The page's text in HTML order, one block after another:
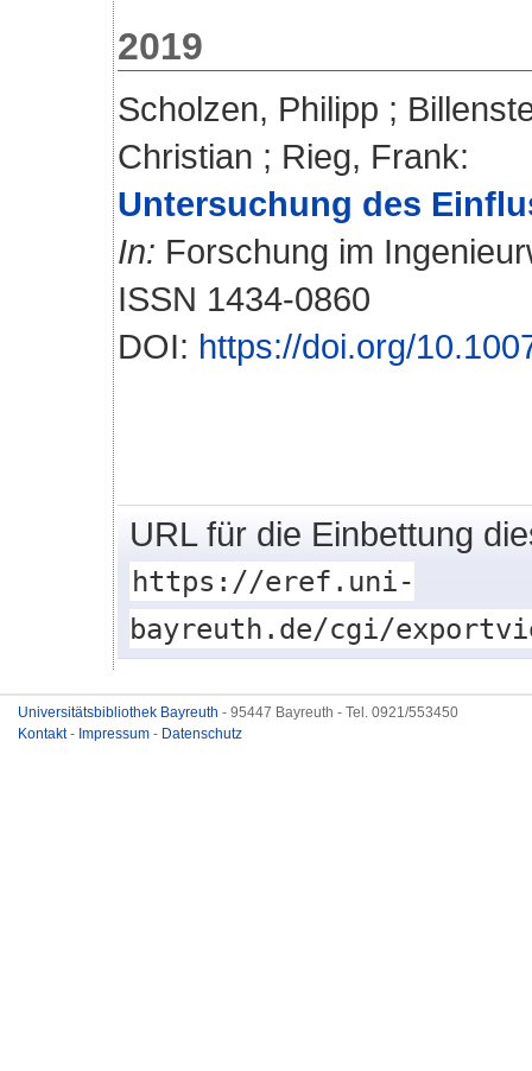
2019
Scholzen, Philipp ;
Christian ; Rieg, Frank:
Untersuchung des
In: Forschung im
ISSN 1434-0860
DOI: https://doi.org/
URL für die Einbettung
https://eref.uni-
bayreuth.de/cgi/
Universitätsbibliothek Bayreuth - 95447 Bayreuth - Tel. 0921/553450
Kontakt- Impressum - Datenschutz